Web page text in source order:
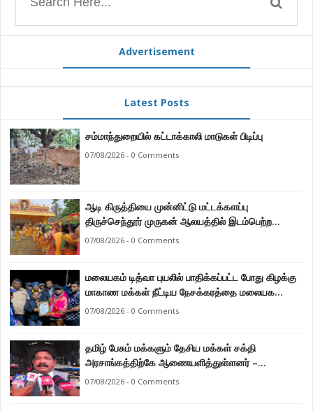
Advertisement
Latest Posts
சம்மாந்துறையில் கட்டாக்காலி மாடுகள் பிடிப்பு
07/08/2026 - 0 Comments
ஆடி கிருத்தியை முன்னிட்டு மட்டக்களப்பு
திருச்செந்தூர் முருகன் ஆலயத்தில் இடம்பெற்ற
பால்குட பவனி 1008 சங்கா ஆபிஷேக நிகழ்வு.
07/08/2026 - 0 Comments
மலையகம் டித்வா புயலில் பாதிக்கப்பட்ட போது கிழக்கு
மாகாண மக்கள் நீட்டிய நேசக்கரத்தை மலையக
மக்கள் ஒருபோதும் மறக்கமாட்டார்கள் : நுவரெலியா
07/08/2026 - 0 Comments
தமிழ் பேசும் மக்களும் தேசிய மக்கள் சக்தி
அரசாங்கத்திற்கே ஆணையளித்துள்ளனர் –
கடற்றொழில் அமைச்சர் இராமலிங்கம் சந்திரசேகர்
07/08/2026 - 0 Comments